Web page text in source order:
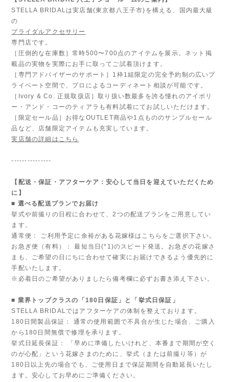
STELLA BRIDALは実店舗(東京都八王子市)を構える、国内最大級
の
ブライダルアクセサリー
専門店です。
［圧倒的な在庫数］常時500〜700点のアイテムを展示。ネット掲
載品の実物を実際にお手に取ってご試着頂けます。
［専門アドバイザーのサポート］1枠1組限定の完全予約制の広いプ
ライベート空間で、プロによるコーディネート相談が可能です。
［Ivory & Co. 正規取扱店］取り扱い数最多を誇る憧れのアイボリ
ー・アンド・コーのティアラも有料試着にてお試しいただけます。
［限定セール品］お得なOUTLET商品や1点もののサンプルセール
品など、店舗限定アイテムも充実しています。
実店舗の詳細はこちら
---------------
【配送・保証・アフターケア：安心して当日を迎えていただくため
に】
■ 選べる配送プランでお届け
挙式や前撮りの日程に合わせて、2つの配送プランをご用意してい
ます。
通常便： ご利用予定に余裕がある花嫁様はこちらをご選択下さい。
お急ぎ便（有料）： 最短当日(*1)のスピード発送。お急ぎの花嫁さ
まも、ご希望の日にちに合わせて確実にお届けできるよう優先的に
手配いたします。
※必着日のご希望がありましたら備考欄に必ずお書き添え下さい。
■ 業界トップクラスの「180日保証」と「挙式日保証」
STELLA BRIDALではアフターケアの体制を整えております。
180日間製品保証： 通常の使用範囲で不具合が生じた場合、ご購入
から180日間無償で修理を承ります。
挙式日延長保証： 「早めに準備したいけれど、本番まで期間が空く
のが心配」という花嫁さまのために、挙式（または前撮り等）が
180日以上先の場合でも、ご使用日まで保証期間を自動延長いたし
ます。安心してお早めにご準備ください。